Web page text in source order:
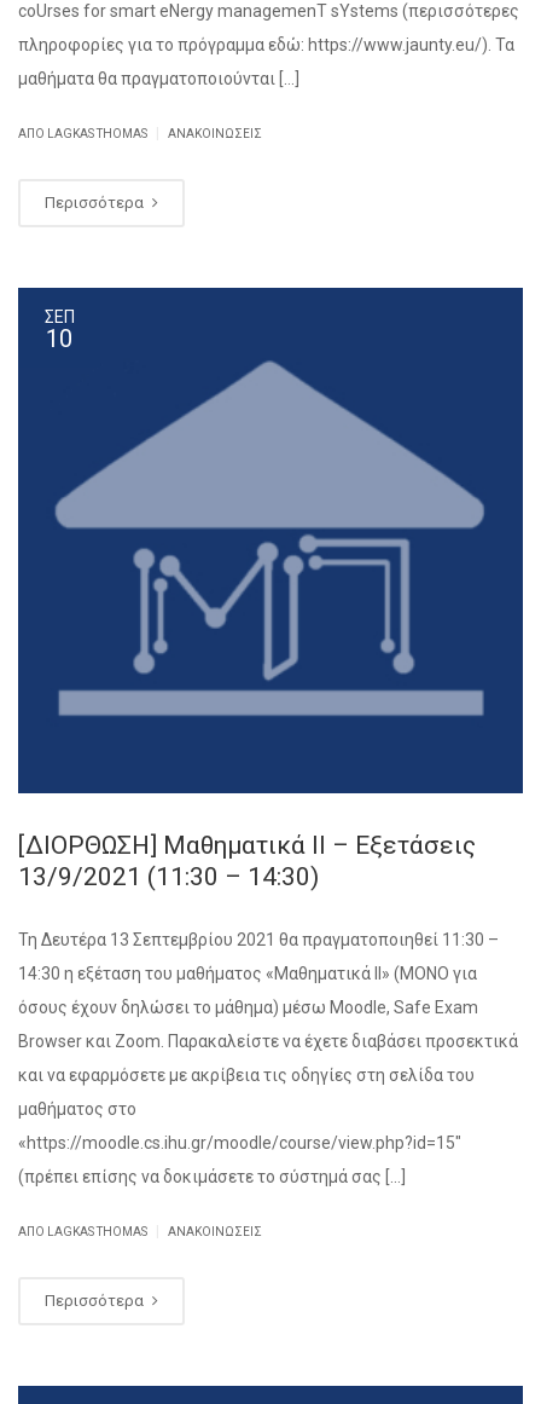
coUrses for smart eNergy managemenT sYstems (περισσότερες
πληροφορίες για το πρόγραμμα εδώ: https://www.jaunty.eu/). Τα
μαθήματα θα πραγματοποιούνται […]
ΑΠΌ LAGKAS THOMAS ΑΝΑΚΟΙΝΏΣΕΙΣ
Περισσότερα
ΣΕΠ
10
[ΔΙΟΡΘΩΣΗ] Μαθηματικά ΙΙ – Εξετάσεις
13/9/2021 (11:30 – 14:30)
Τη Δευτέρα 13 Σεπτεμβρίου 2021 θα πραγματοποιηθεί 11:30 –
14:30 η εξέταση του μαθήματος «Μαθηματικά ΙΙ» (ΜΟΝΟ για
όσους έχουν δηλώσει το μάθημα) μέσω Moodle, Safe Exam
Browser και Zoom. Παρακαλείστε να έχετε διαβάσει προσεκτικά
και να εφαρμόσετε με ακρίβεια τις οδηγίες στη σελίδα του
μαθήματος στο
«https://moodle.cs.ihu.gr/moodle/course/view.php?id=15″
(πρέπει επίσης να δοκιμάσετε το σύστημά σας […]
ΑΠΌ LAGKAS THOMAS ΑΝΑΚΟΙΝΏΣΕΙΣ
Περισσότερα